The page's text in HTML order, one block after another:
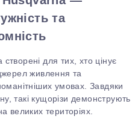
та
створені для тих, хто цінує
живлення та
умовах. Завдяки
такі кущорізи демонструють
великих територіях.